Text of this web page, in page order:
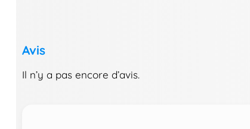
Avis
Il n’y a pas encore d’avis.